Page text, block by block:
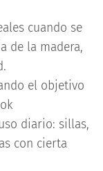
cuando se
de la madera,
el objetivo
diario: sillas,
con cierta